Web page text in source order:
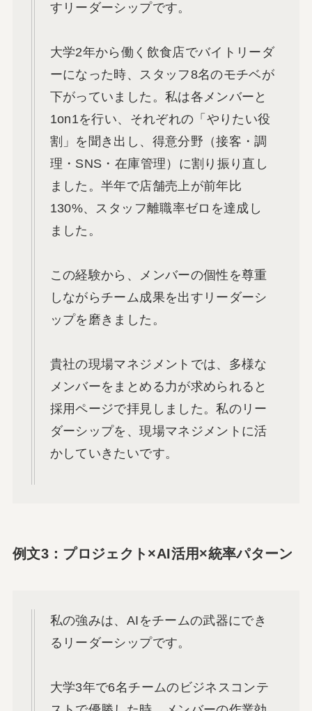
すリーダーシップです。
大学2年から働く飲食店でバイトリーダ
ーになった時、スタッフ8名のモチベが
下がっていました。私は各メンバーと
1on1を行い、それぞれの「やりたい役
割」を聞き出し、得意分野（接客・調
理・SNS・在庫管理）に割り振り直し
ました。半年で店舗売上が前年比
130%、スタッフ離職率ゼロを達成し
ました。
この経験から、メンバーの個性を尊重
しながらチーム成果を出すリーダーシ
ップを磨きました。
貴社の現場マネジメントでは、多様な
メンバーをまとめる力が求められると
採用ページで拝見しました。私のリー
ダーシップを、現場マネジメントに活
かしていきたいです。
例文3：プロジェクト×AI活用×統率パターン
私の強みは、AIをチームの武器にでき
るリーダーシップです。
大学3年で6名チームのビジネスコンテ